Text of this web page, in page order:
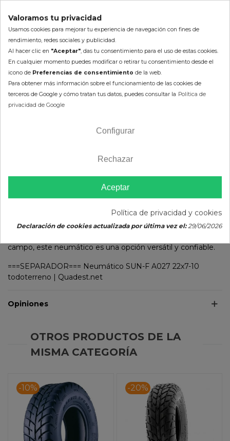
Ventajas en diferentes
terrenos
Este neumático es ideal para quienes buscan explorar tanto
en el campo como en situaciones de trabajo. Su diseño
permite un rendimiento fiable en terrenos blandos, duros y
mixtos, adaptándose a las exigencias de cada aventura. Los
usuarios destacan su capacidad para manejar terrenos
para cualquier excursionista o profesional que requiera
Opiniones de usuarios y
contexto de uso
Los neumáticos SUN-F A-027 han sido bien recibidos por su
afrontar terrenos desafiantes, ofreciendo una experiencia
de conducción segura y controlada. Ya sea para disfrutar de
campo, este neumático es una opción versátil y confiable.
===SEPARADOR=== Neumático SUN-F A027 22x7-10
todoterreno | Quadest.net
Opiniones
OTROS PRODUCTOS DE LA
MISMA CATEGORÍA
-10% -20%
Valoramos tu privacidad
Usamos cookies para mejorar tu experiencia de navegación con fines de
rendimiento, redes sociales y publicidad.
Al hacer clic en "Aceptar" , das tu consentimiento para el uso de estas cookies.
En cualquier momento puedes modificar o retirar tu consentimiento desde el
icono de Preferencias de consentimiento de la web.
Para obtener más información sobre el funcionamiento de las cookies de
terceros de Google y cómo tratan tus datos, puedes consultar la Política de
privacidad de Google
Configurar
Rechazar
Aceptar
Política de privacidad y cookies
Declaración de cookies actualizada por última vez el:29/06/2026